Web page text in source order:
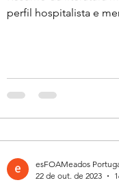
perfil hospitalista e
esFOAMeados
22 de out. de 2023